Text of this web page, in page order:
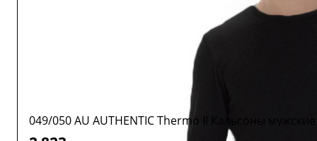
049/050 AU AUTHENTIC Thermo II Кальсоны мужские